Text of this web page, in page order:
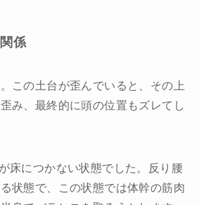
係
この土台が歪んでいると、その上
み、最終的に頭の位置もズレてし
床につかない状態でした。反り腰
状態で、この状態では体幹の筋肉